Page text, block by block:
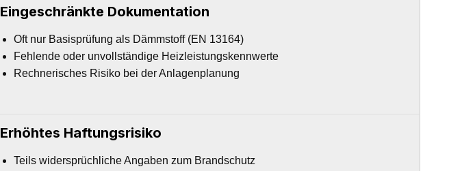
Eingeschränkte Dokumentation
Oft nur Basisprüfung als Dämmstoff (EN 13164)
Fehlende oder unvollständige Heizleistungskennwerte
Rechnerisches Risiko bei der Anlagenplanung
Erhöhtes Haftungsrisiko
Teils widersprüchliche Angaben zum Brandschutz